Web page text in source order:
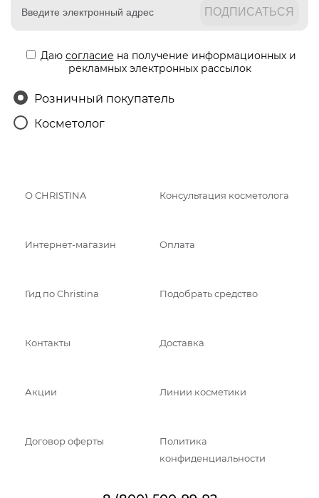
Даю согласие на получение информационных и
рекламных электронных рассылок
Розничный покупатель
Косметолог
О CHRISTINA Консультация косметолога
Интернет-магазин Оплата
Гид по Christina Подобрать средство
Контакты Доставка
Акции Линии косметики
Договор оферты
Политика
конфиденциальности